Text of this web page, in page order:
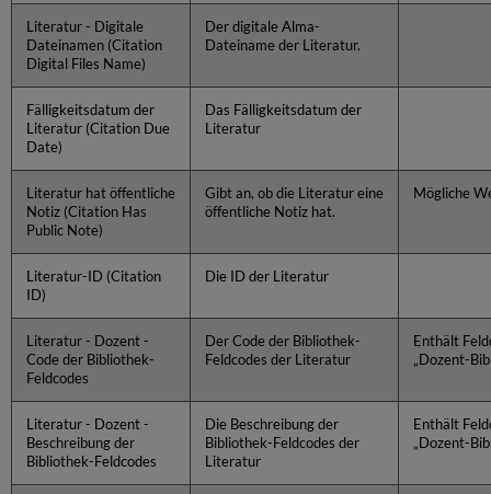
Literatur - Digitale
Dateinamen (Citation
Digital Files Name)
Der digitale Alma-
Dateiname der Literatur.
Fälligkeitsdatum der
Literatur (Citation Due
Date)
Das Fälligkeitsdatum der
Literatur
Literatur hat öffentliche
Notiz (Citation Has
Public Note)
Gibt an, ob die Literatur eine
öffentliche Notiz hat.
Mögliche
Literatur-ID (Citation
ID)
Die ID der Literatur
Literatur - Dozent -
Code der Bibliothek-
Feldcodes
Der Code der Bibliothek-
Feldcodes der Literatur
Enthält
„Dozent-
Literatur - Dozent -
Beschreibung der
Bibliothek-Feldcodes
Die Beschreibung der
Bibliothek-Feldcodes der
Literatur
Enthält
„Dozent-